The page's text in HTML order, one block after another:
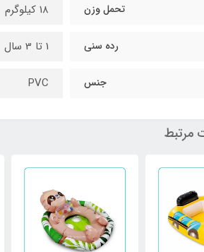
تحمل وزن 18 کیلوگرم
رده سنی 1 تا 3 سال
جنس PVC
مرتبط